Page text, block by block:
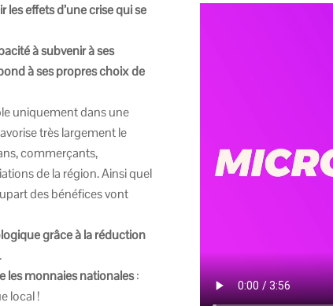
les effets d’une crise qui se
à subvenir à ses
à ses propres choix de
uniquement dans une
très largement le
commerçants,
de la région. Ainsi quel
des bénéfices vont
grâce à la réduction
les monnaies nationales:
local !